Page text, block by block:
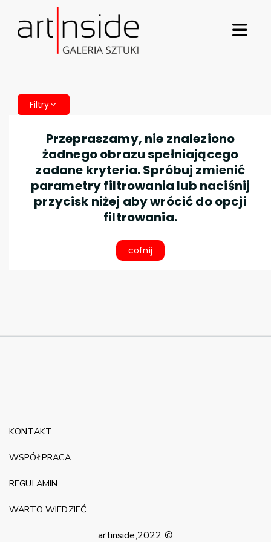
Filtry
Przepraszamy, nie znaleziono
żadnego obrazu spełniającego
zadane kryteria. Spróbuj zmienić
parametry filtrowania lub naciśnij
przycisk niżej aby wrócić do opcji
filtrowania.
cofnij
artinside,2022 ©
KONTAKT
WSPÓŁPRACA
REGULAMIN
WARTO WIEDZIEĆ